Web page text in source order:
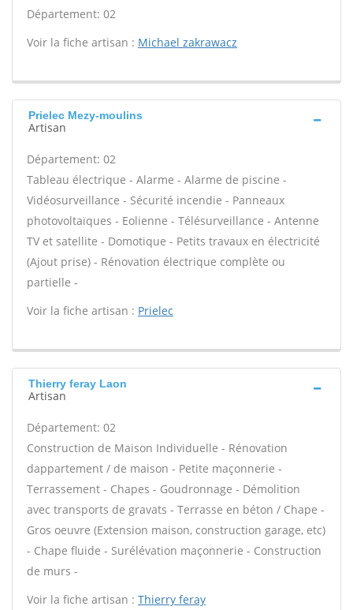
Département: 02
Voir la fiche artisan : Michael zakrawacz
Prielec Mezy-moulins
Artisan
Département: 02
Tableau électrique - Alarme - Alarme de piscine -
Vidéosurveillance - Sécurité incendie - Panneaux
photovoltaïques - Eolienne - Télésurveillance - Antenne
TV et satellite - Domotique - Petits travaux en électricité
(Ajout prise) - Rénovation électrique complète ou
partielle -
Voir la fiche artisan : Prielec
Thierry feray Laon
Artisan
Département: 02
Construction de Maison Individuelle - Rénovation
dappartement / de maison - Petite maçonnerie -
Terrassement - Chapes - Goudronnage - Démolition
avec transports de gravats - Terrasse en béton / Chape -
Gros oeuvre (Extension maison, construction garage, etc)
- Chape fluide - Surélévation maçonnerie - Construction
de murs -
Voir la fiche artisan : Thierry feray